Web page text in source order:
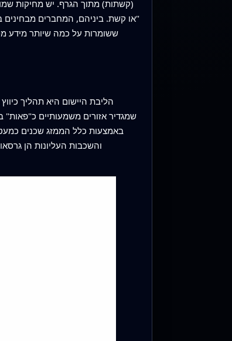
(קשתות) מתוך הגרף. יש מחיקות
או קשת. ביניהם, המחברים מבחינים
הליבת היישום היא תהליך
באמצעות כלל הממזג שכנים כמעט
והשכבות העליונות הן